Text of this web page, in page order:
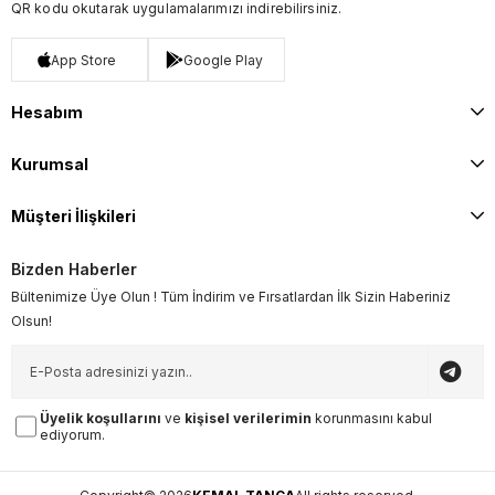
QR kodu okutarak uygulamalarımızı indirebilirsiniz.
App Store Google Play
Hesabım
Kurumsal
Müşteri İlişkileri
Bizden Haberler
Bültenimize Üye Olun ! Tüm İndirim ve Fırsatlardan İlk Sizin Haberiniz
Olsun!
Üyelik koşullarını ve kişisel verilerimin korunmasını kabul
ediyorum.